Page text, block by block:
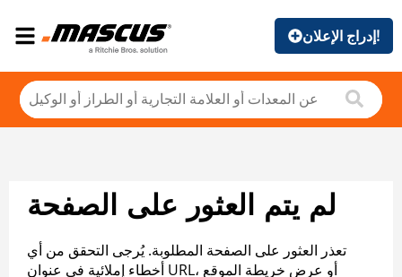
إدراج الإعلان!
لم يتم العثور على الصفحة
تعذر العثور على الصفحة المطلوبة. يُرجى التحقق من أي
أخطاء إملائية في عنوان URL، أو عرض خريطة الموقع